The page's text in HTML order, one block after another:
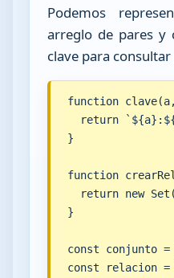
Podemos
arreglo de pares y
clave para
function
return
}
function
return new
}
const conjunto
const relacion =